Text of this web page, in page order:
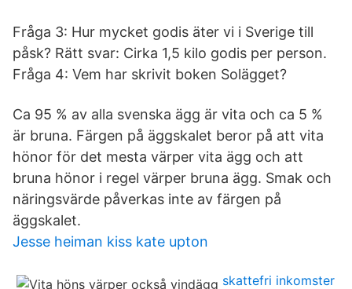
Fråga 3: Hur mycket godis äter vi i Sverige till
påsk? Rätt svar: Cirka 1,5 kilo godis per person.
Fråga 4: Vem har skrivit boken Solägget?
Ca 95 % av alla svenska ägg är vita och ca 5 %
är bruna. Färgen på äggskalet beror på att vita
hönor för det mesta värper vita ägg och att
bruna hönor i regel värper bruna ägg. Smak och
näringsvärde påverkas inte av färgen på
äggskalet.
Jesse heiman kiss kate upton
skattefri inkomster